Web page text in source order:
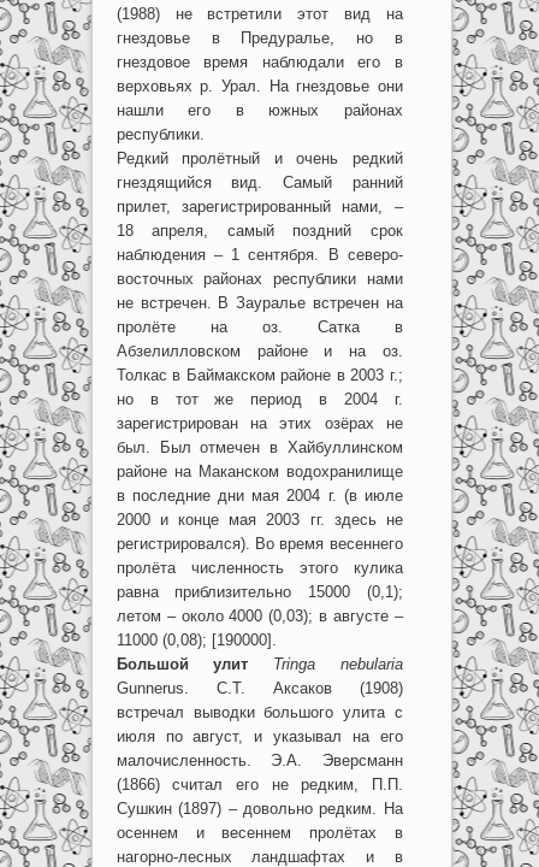
(1988) не встретили этот вид на
гнездовье в Предуралье, но в
гнездовое время наблюдали его в
верховьях р. Урал. На гнездовье они
нашли его в южных районах
республики.
Редкий пролётный и очень редкий
гнездящийся вид. Самый ранний
прилет, зарегистрированный нами, –
18 апреля, самый поздний срок
наблюдения – 1 сентября. В северо-
восточных районах республики нами
не встречен. В Зауралье встречен на
пролёте на оз. Сатка в
Абзелилловском районе и на оз.
Толкас в Баймакском районе в 2003 г.;
но в тот же период в 2004 г.
зарегистрирован на этих озёрах не
был. Был отмечен в Хайбуллинском
районе на Маканском водохранилище
в последние дни мая 2004 г. (в июле
2000 и конце мая 2003 гг. здесь не
регистрировался). Во время весеннего
пролёта численность этого кулика
равна приблизительно 15000 (0,1);
летом – около 4000 (0,03); в августе –
11000 (0,08); [190000].
Большой улит
Tringa nebularia
Gunnerus. С.Т. Аксаков (1908)
встречал выводки большого улита с
июля по август, и указывал на его
малочисленность. Э.А. Эверсманн
(1866) считал его не редким, П.П.
Сушкин (1897) – довольно редким. На
осеннем и весеннем пролётах в
нагорно-лесных ландшафтах и в